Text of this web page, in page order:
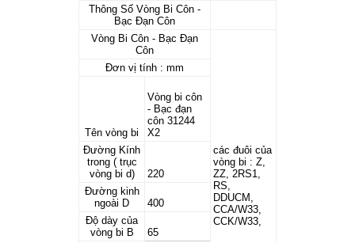
Thông Số Vòng Bi Côn -
Bạc Đạn Côn
Vòng Bi Côn - Bạc Đạn
Côn
các đuôi của
vòng bi : Z,
ZZ, 2RS1,
RS,
DDUCM,
CCA/W33,
CCK/W33,
Đơn vị tính : mm
Tên vòng bi
Vòng bi côn
- Bạc đạn
côn 31244
X2
Đường Kính
trong ( trục
vòng bi d)
220
Đường kinh
ngoài D
400
Độ dày của
vòng bi B
65